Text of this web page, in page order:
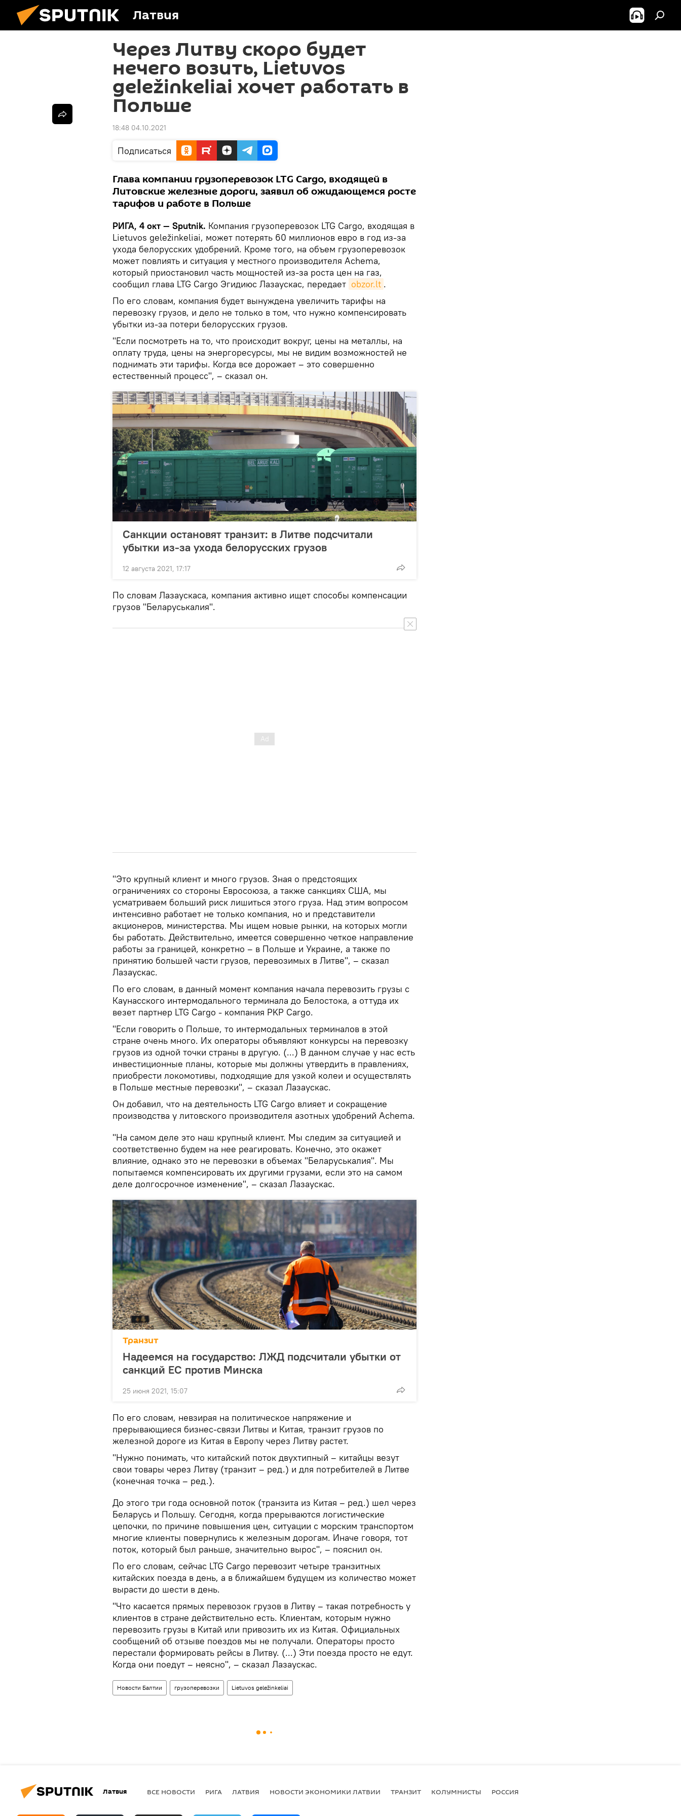
Латвия
Через Литву скоро будет
нечего возить, Lietuvos
geležinkeliai хочет работать в
Польше
18:48 04.10.2021
Подписаться
Глава компании грузоперевозок LTG Cargo, входящей в
Литовские железные дороги, заявил об ожидающемся росте
тарифов и работе в Польше
РИГА, 4 окт — Sputnik. Компания грузоперевозок LTG Cargo, входящая в
Lietuvos geležinkeliai, может потерять 60 миллионов евро в год из-за
ухода белорусских удобрений. Кроме того, на объем грузоперевозок
может повлиять и ситуация у местного производителя Achema,
который приостановил часть мощностей из-за роста цен на газ,
сообщил глава LTG Cargo Эгидиюс Лазаускас, передает obzor.lt .
По его словам, компания будет вынуждена увеличить тарифы на
перевозку грузов, и дело не только в том, что нужно компенсировать
убытки из-за потери белорусских грузов.
"Если посмотреть на то, что происходит вокруг, цены на металлы, на
оплату труда, цены на энергоресурсы, мы не видим возможностей не
поднимать эти тарифы. Когда все дорожает – это совершенно
естественный процесс", – сказал он.
Санкции остановят транзит: в Литве подсчитали
убытки из-за ухода белорусских грузов
12 августа 2021, 17:17
По словам Лазаускаса, компания активно ищет способы компенсации
грузов "Беларуськалия".
"Это крупный клиент и много грузов. Зная о предстоящих
ограничениях со стороны Евросоюза, а также санкциях США, мы
усматриваем больший риск лишиться этого груза. Над этим вопросом
интенсивно работает не только компания, но и представители
акционеров, министерства. Мы ищем новые рынки, на которых могли
бы работать. Действительно, имеется совершенно четкое направление
работы за границей, конкретно – в Польше и Украине, а также по
принятию большей части грузов, перевозимых в Литве", – сказал
Лазаускас.
По его словам, в данный момент компания начала перевозить грузы с
Каунасского интермодального терминала до Белостока, а оттуда их
везет партнер LTG Cargo - компания PKP Cargo.
"Если говорить о Польше, то интермодальных терминалов в этой
стране очень много. Их операторы объявляют конкурсы на перевозку
грузов из одной точки страны в другую. (...) В данном случае у нас есть
инвестиционные планы, которые мы должны утвердить в правлениях,
приобрести локомотивы, подходящие для узкой колеи и осуществлять
в Польше местные перевозки", – сказал Лазаускас.
Он добавил, что на деятельность LTG Cargo влияет и сокращение
производства у литовского производителя азотных удобрений Achema.
"На самом деле это наш крупный клиент. Мы следим за ситуацией и
соответственно будем на нее реагировать. Конечно, это окажет
влияние, однако это не перевозки в объемах "Беларуськалия". Мы
попытаемся компенсировать их другими грузами, если это на самом
деле долгосрочное изменение", – сказал Лазаускас.
Транзит
Надеемся на государство: ЛЖД подсчитали убытки от
санкций ЕС против Минска
25 июня 2021, 15:07
По его словам, невзирая на политическое напряжение и
прерывающиеся бизнес-связи Литвы и Китая, транзит грузов по
железной дороге из Китая в Европу через Литву растет.
"Нужно понимать, что китайский поток двухтипный – китайцы везут
свои товары через Литву (транзит – ред.) и для потребителей в Литве
(конечная точка – ред.).
До этого три года основной поток (транзита из Китая – ред.) шел через
Беларусь и Польшу. Сегодня, когда прерываются логистические
цепочки, по причине повышения цен, ситуации с морским транспортом
многие клиенты повернулись к железным дорогам. Иначе говоря, тот
поток, который был раньше, значительно вырос", – пояснил он.
По его словам, сейчас LTG Cargo перевозит четыре транзитных
китайских поезда в день, а в ближайшем будущем из количество может
вырасти до шести в день.
"Что касается прямых перевозок грузов в Литву – такая потребность у
клиентов в стране действительно есть. Клиентам, которым нужно
перевозить грузы в Китай или привозить их из Китая. Официальных
сообщений об отзыве поездов мы не получали. Операторы просто
перестали формировать рейсы в Литву. (...) Эти поезда просто не едут.
Когда они поедут – неясно", – сказал Лазаускас.
Новости Балтии грузоперевозки Lietuvos geležinkeliai
Латвия ВСЕ НОВОСТИ РИГА ЛАТВИЯ НОВОСТИ ЭКОНОМИКИ ЛАТВИИ ТРАНЗИТ КОЛУМНИСТЫ РОССИЯ